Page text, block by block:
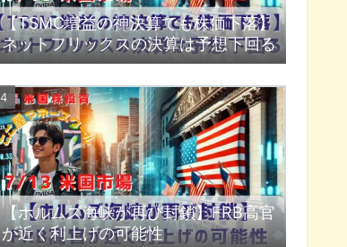
【TSMC増益の神決算でも株価下落】
ネットフリックスの決算は予想下回る
【ホルムズ海峡が再び封鎖】FRB高官
が近く利上げの可能性